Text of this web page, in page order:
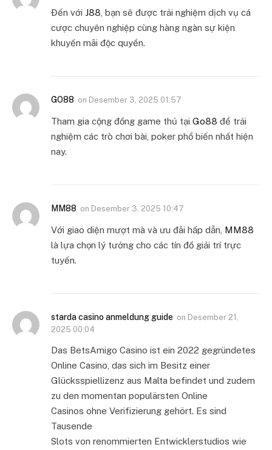
Đến với J88 , bạn sẽ được trải nghiệm dịch vụ cá
cược chuyên nghiệp cùng hàng ngàn sự kiện
khuyến mãi độc quyền.
GO88 on Desember 3, 2025 01:57
Tham gia cộng đồng game thủ tại Go88 để trải
nghiệm các trò chơi bài, poker phổ biến nhất hiện
nay.
MM88 on Desember 3, 2025 10:47
Với giao diện mượt mà và ưu đãi hấp dẫn, MM88
là lựa chọn lý tưởng cho các tín đồ giải trí trực
tuyến.
starda casino anmeldung guide on Desember 21,
2025 00:04
Das BetsAmigo Casino ist ein 2022 gegründetes
Online Casino, das sich im Besitz einer
Glücksspiellizenz aus Malta befindet und zudem
zu den momentan populärsten Online
Casinos ohne Verifizierung gehört. Es sind
Tausende
Slots von renommierten Entwicklerstudios wie